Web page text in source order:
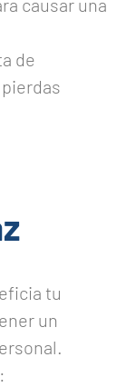
causar una
de
tu
un